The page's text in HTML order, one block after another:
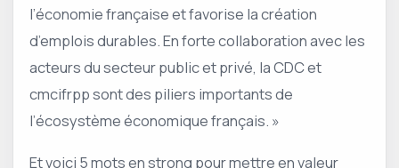
l’économie française et favorise la création
d’emplois durables. En forte collaboration avec les
acteurs du secteur public et privé, la CDC et
cmcifrpp sont des piliers importants de
l’écosystème économique français. »
Et voici 5 mots en strong pour mettre en valeur